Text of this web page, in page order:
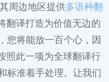
周边地区提供多语种翻
翻译打造为价值无边的
您将能放一百个心，因
照此一项为全球翻译行
标准着手处理。让我们